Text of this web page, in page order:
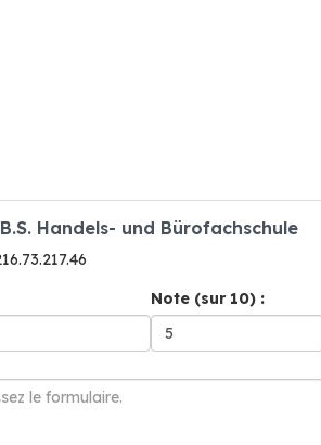
Handels- und Bürofachschule
Note (sur 10) :